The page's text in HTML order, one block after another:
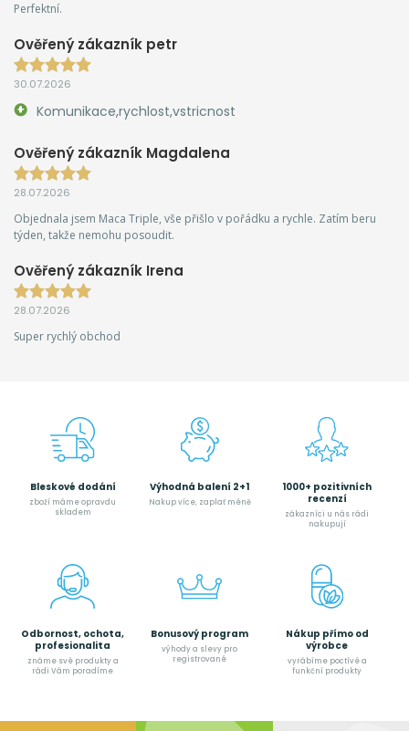
Perfektní.
Ověřený zákazník petr
30.07.2026
Komunikace,rychlost,vstricnost
Ověřený zákazník Magdalena
28.07.2026
Objednala jsem Maca Triple, vše přišlo v pořádku a rychle. Zatím beru
týden, takže nemohu posoudit.
Ověřený zákazník Irena
28.07.2026
Super rychlý obchod
Bleskové dodání
zboží máme opravdu
skladem
Výhodná balení 2+1
Nakup více, zaplať méně
1000+ pozitivních
recenzí
zákazníci u nás rádi
nakupují
Odbornost, ochota,
profesionalita
známe své produkty a
rádi Vám poradíme
Bonusový program
výhody a slevy pro
registrované
Nákup přímo od
výrobce
vyrábíme poctívé a
funkční produkty